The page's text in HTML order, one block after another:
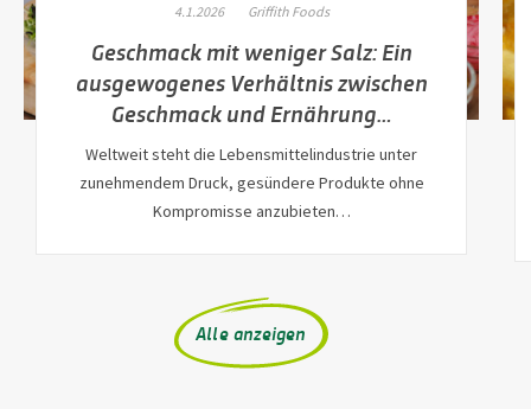
4.1.2026 Griffith Foods
Geschmack mit weniger Salz: Ein
ausgewogenes Verhältnis zwischen
Geschmack und Ernährung…
Weltweit steht die Lebensmittelindustrie unter
zunehmendem Druck, gesündere Produkte ohne
Kompromisse anzubieten…
Alle anzeigen